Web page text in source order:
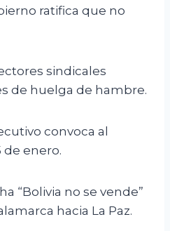
ratifica que no
sindicales
de huelga de hambre.
convoca al
de enero.
“Bolivia no se vende”
hacia La Paz.